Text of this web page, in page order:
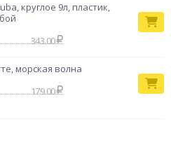
круглое 9л, пластик,
343.00
морская волна
179.00